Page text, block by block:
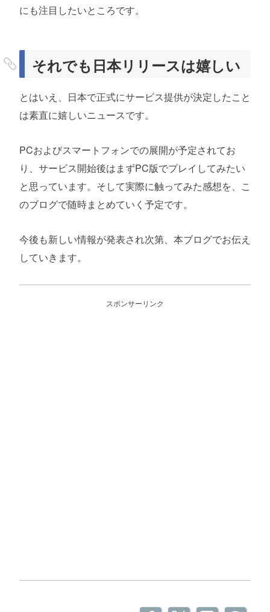
にも注目したいところです。
それでも日本リリースは嬉しい
とはいえ、日本で正式にサービス提供が決定したこと
は素直に嬉しいニュースです。
PCおよびスマートフォンでの展開が予定されてお
り、サービス開始後はまずPC版でプレイしてみたい
と思っています。そして実際に触ってみた感想を、こ
のブログで随時まとめていく予定です。
今後も新しい情報が発表され次第、本ブログでお伝え
していきます。
スポンサーリンク